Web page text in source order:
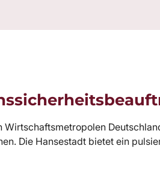
Wirtschaftsmetropolen
Die Hansestadt bietet ein